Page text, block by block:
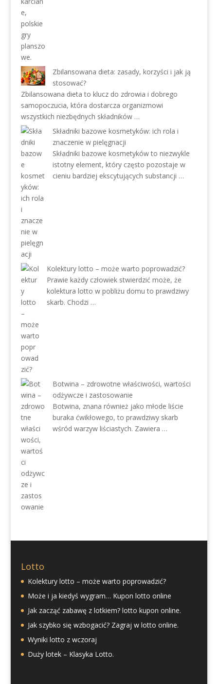
Zbilansowana dieta: zasady, korzyści i jak ją
stosować?
Zbilansowana dieta to klucz do zdrowia i dobrego
samopoczucia, która dostarcza organizmowi
wszystkich niezbędnych składników …
Składniki bazowe kosmetyków: ich rola i
znaczenie w pielęgnacji
Składniki bazowe kosmetyków to niezwykle
istotny element, który często pozostaje w
cieniu bardziej ekscytujących substancji …
Kolektury lotto – może warto poprowadzić?
Prawie każdy człowiek stwierdzić może, że
kolektura lotto w pobliżu domu to prawdziwy
skarb. Chodzi …
Botwina – zdrowotne właściwości, wartości
odżywcze i zastosowanie
Botwina, znana również jako młode liście
buraka ćwikłowego, to prawdziwy skarb
wśród warzyw liściastych. Zawiera …
Lotto
Kolektury lotto – może warto poprowadzić?
Może i ja kiedyś wygram… Kupon lotto online
Jak zacząć zabawę z lotkiem? lotto kupon online.
Jak szybko się wzbogacić? Zagraj w lotto online.
Wyniki lotto z wczoraj
Duży lotek – Klasyka Lotto.